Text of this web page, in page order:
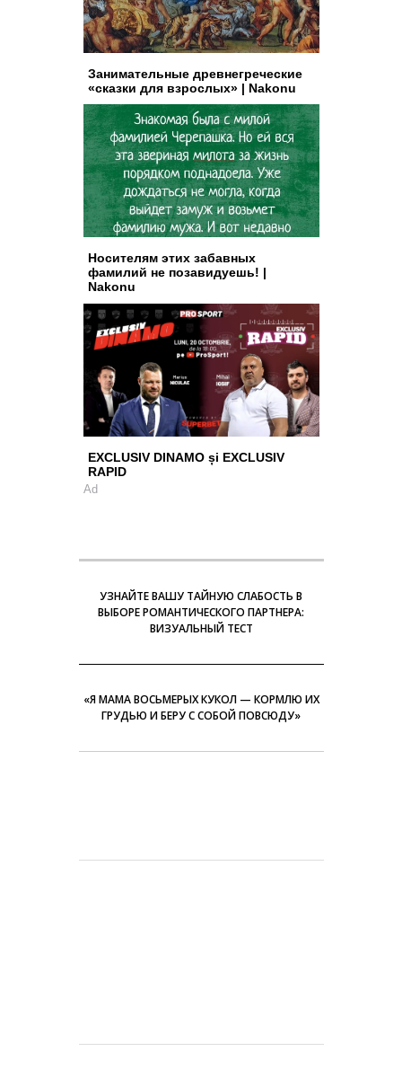
Занимательные древнегреческие
«сказки для взрослых» | Nakonu
Носителям этих забавных
фамилий не позавидуешь! |
Nakonu
EXCLUSIV DINAMO și EXCLUSIV
RAPID
Ad
УЗНАЙТЕ ВАШУ ТАЙНУЮ СЛАБОСТЬ В
ВЫБОРЕ РОМАНТИЧЕСКОГО ПАРТНЕРА:
ВИЗУАЛЬНЫЙ ТЕСТ
«Я МАМА ВОСЬМЕРЫХ КУКОЛ — КОРМЛЮ ИХ
ГРУДЬЮ И БЕРУ С СОБОЙ ПОВСЮДУ»